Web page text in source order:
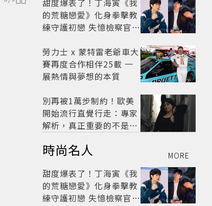
甜度爆表了！丁海寅《我
的荒糖戀愛》化身拳擊教
練守護初戀 失憶檢察官×
劇
勞力士 x 蒙特雷老爺車大
賽再度合作相伴25載 一
展熱情與夢想的本質
別再被1萬步制約！歐美
開始流行直覺行走：專家
解析，真正重要的不是步
時尚名人 MORE
甜度爆表了！丁海寅《我
的荒糖戀愛》化身拳擊教
練守護初戀 失憶檢察官×